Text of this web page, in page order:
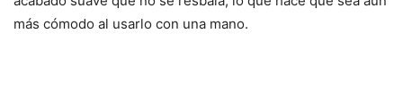
más cómodo al usarlo con una mano.